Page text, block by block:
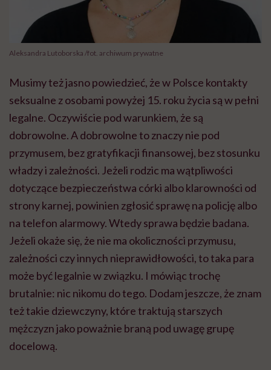
Aleksandra Lutoborska /fot. archiwum prywatne
Musimy też jasno powiedzieć, że w Polsce kontakty
seksualne z osobami powyżej 15. roku życia są w pełni
legalne. Oczywiście pod warunkiem, że są
dobrowolne. A dobrowolne to znaczy nie pod
przymusem, bez gratyfikacji finansowej, bez stosunku
władzy i zależności. Jeżeli rodzic ma wątpliwości
dotyczące bezpieczeństwa córki albo klarowności od
strony karnej, powinien zgłosić sprawę na policję albo
na telefon alarmowy. Wtedy sprawa będzie badana.
Jeżeli okaże się, że nie ma okoliczności przymusu,
zależności czy innych nieprawidłowości, to taka para
może być legalnie w związku. I mówiąc trochę
brutalnie: nic nikomu do tego. Dodam jeszcze, że znam
też takie dziewczyny, które traktują starszych
mężczyzn jako poważnie braną pod uwagę grupę
docelową.